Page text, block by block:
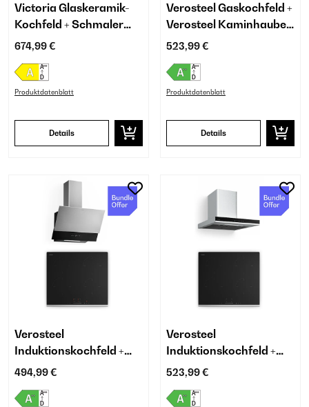
Victoria Glaskeramik-
Kochfeld + Schmaler
Backofen | 45 cm
674,99 €
Produktdatenblatt
Details
Verosteel Gaskochfeld +
Verosteel Kaminhaube |
Edelstahl | 60 cm
523,99 €
Produktdatenblatt
Details
Verosteel
Induktionskochfeld +
Verosteel Kopffreihaube
494,99 €
Verosteel
Induktionskochfeld +
Abzugshaube | 60 cm
523,99 €